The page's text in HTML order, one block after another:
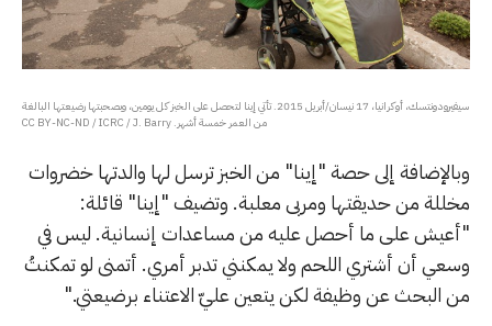
سيفيرودونتسك، أوكرانيا، 17 نيسان/أبريل 2015. تأتي إينا لتحصل على الخبز كل يومين، وبصحبتها رضيعتها البالغة
من العمر خمسة أشهر. CC BY-NC-ND / ICRC / J. Barry
وبالإضافة إلى حصة "إينا" من الخبز ترسل لها والدتها خضروات
مخللة من حديقتها ومربى معلبة. وتضيف "إينا" قائلة:
"أعيش على ما أحصل عليه من مساعدات إنسانية. ليس في
وسعي أن أشتري اللحم ولا يمكنني تدبر أمري. أتمنى لو تمكنتُ
من البحث عن وظيفة لكن يتعين عليّ الاعتناء برضيعتي."